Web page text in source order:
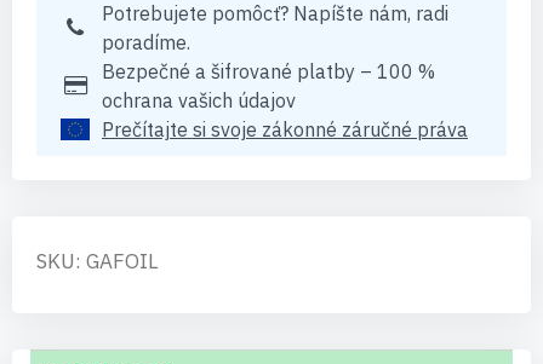
Potrebujete pomôcť? Napíšte nám, radi
poradíme.
Bezpečné a šifrované platby – 100 %
ochrana vašich údajov
Prečítajte si svoje zákonné záručné práva
SKU: GAFOIL